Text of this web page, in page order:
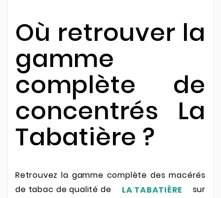
Où retrouver la
gamme
complète de
concentrés La
Tabatière ?
Retrouvez la gamme complète des macérés
de tabac de qualité de
LA TABATIÈRE
sur